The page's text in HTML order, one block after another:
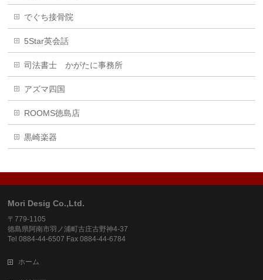
でぐち接骨院
5Star英会話
司法書士 かがたに事務所
アズマ四国
ROOMS徳島店
黒崎楽器
Mori Desig Co.,Ltd.
〒779-1105
徳島県阿南市羽ノ浦町古庄古野神4-37
Tel 0884-44-6507 Fax 0884-44-6784
ホーム